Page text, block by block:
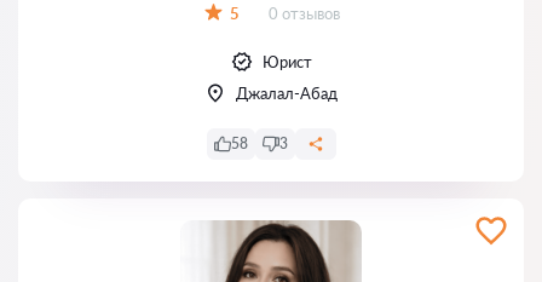
5 Отзывов:
0 отзывов
Юрист
Джалал-Абад
58 3